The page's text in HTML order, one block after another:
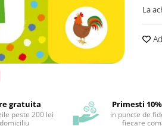
La
gratuita
peste 200 lei
Primesti
in puncte de
fiecare